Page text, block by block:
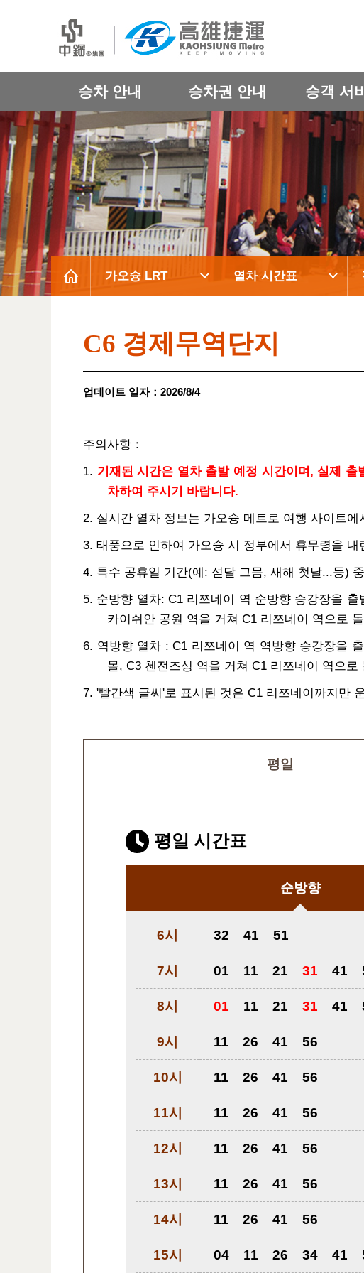
승차 안내 승차권 안내 승객 서
가오슝 LRT 열차 시간표
C6 경제무역단지
업데이트 일자： 2026/8/4
주의사항：
1. 기재된 시간은 열차 출발 예정 시간이며, 실제
차하여 주시기 바랍니다.
2. 실시간 열차 정보는 가오슝 메트로 여행 사이트
3. 태풍으로 인하여 가오슝 시 정부에서 휴무령을
4. 특수 공휴일 기간(예: 섣달 그믐, 새해 첫날...등)
5. 순방향 열차: C1 리쯔네이 역 순방향 승강장을
카이쉬안 공원 역을 거쳐 C1 리쯔네이 역으로
6. 역방향 열차 : C1 리쯔네이 역 역방향 승강장을
몰, C3 첸전즈싱 역을 거쳐 C1 리쯔네이 역으
7. '빨간색 글씨'로 표시된 것은 C1 리쯔네이까지만
평일
평일 시간표
순방향
6시 32 41 51
7시 01 11 21 31 41
8시 01 11 21 31 41
9시 11 26 41 56
10시 11 26 41 56
11시 11 26 41 56
12시 11 26 41 56
13시 11 26 41 56
14시 11 26 41 56
15시 04 11 26 34 41